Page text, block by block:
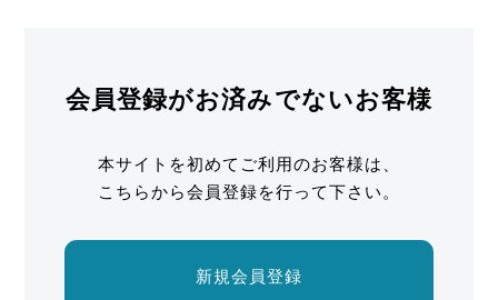
会員登録がお済みでないお客様
本サイトを初めてご利用のお客様は、
こちらから会員登録を行って下さい。
新規会員登録